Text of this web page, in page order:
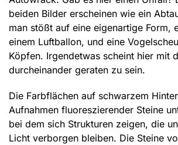
beiden Bilder erscheinen wie ein
man stößt auf eine eigenartige Form,
einem Luftballon, und eine
Köpfen. Irgendetwas scheint hier mit
durcheinander geraten zu sein.
Die Farbflächen auf schwarzem
Aufnahmen fluoreszierender Steine
bei dem sich Strukturen zeigen, die
Licht verborgen bleiben. Die Steine